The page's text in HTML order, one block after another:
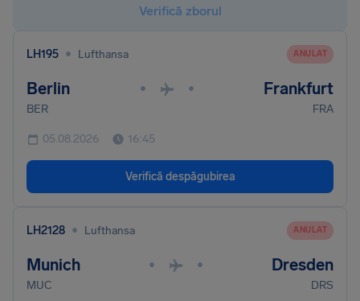
Verifică zborul
LH195 • Lufthansa ANULAT
Berlin • • Frankfurt
BER FRA
05.08.2026 16:45
Verifică despăgubirea
LH2128 • Lufthansa ANULAT
Munich • • Dresden
MUC DRS